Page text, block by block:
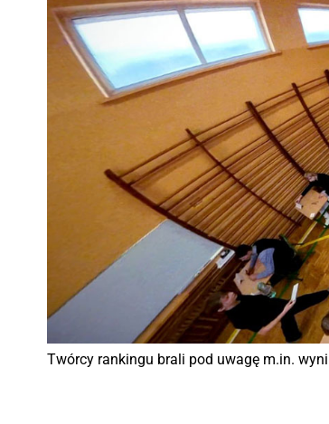
Twórcy rankingu brali pod uwagę m.in.